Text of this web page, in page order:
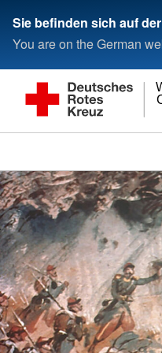
Sie befinden sich auf
You are on the German